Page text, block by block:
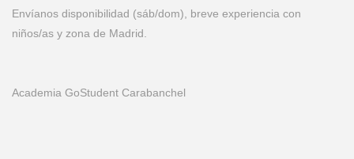
Envíanos disponibilidad (sáb/dom), breve experiencia con
niños/as y zona de Madrid.
Academia GoStudent Carabanchel